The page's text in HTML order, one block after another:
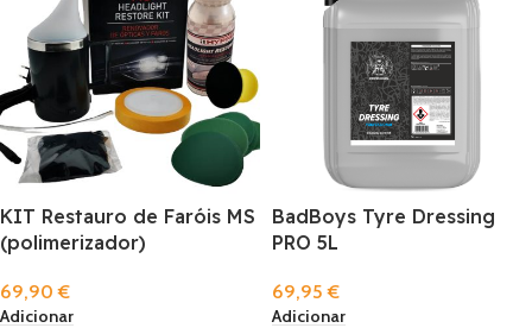
KIT Restauro de Faróis MS
(polimerizador)
69,90€
Adicionar
BadBoys Tyre Dressing
PRO 5L
69,95€
Adicionar